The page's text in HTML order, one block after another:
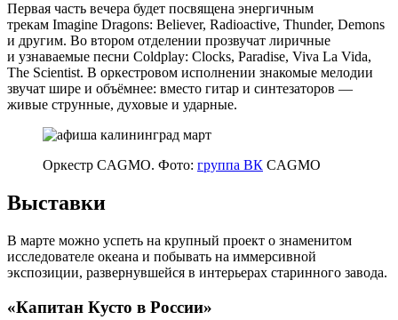
Первая часть вечера будет посвящена энергичным
трекам Imagine Dragons: Believer, Radioactive, Thunder, Demons
и другим. Во втором отделении прозвучат лиричные
и узнаваемые песни Coldplay: Clocks, Paradise, Viva La Vida,
The Scientist. В оркестровом исполнении знакомые мелодии
звучат шире и объёмнее: вместо гитар и синтезаторов —
живые струнные, духовые и ударные.
Оркестр CAGMO. Фото: группа ВК CAGMO
Выставки
В марте можно успеть на крупный проект о знаменитом
исследователе океана и побывать на иммерсивной
экспозиции, развернувшейся в интерьерах старинного завода.
«Капитан Кусто в России»